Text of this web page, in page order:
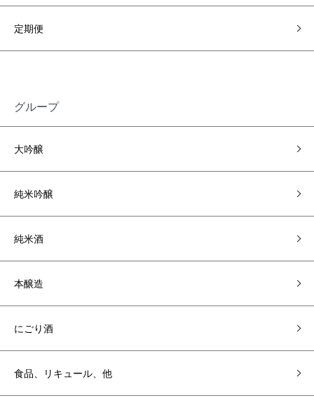
定期便
グループ
大吟醸
純米吟醸
純米酒
本醸造
にごり酒
食品、リキュール、他